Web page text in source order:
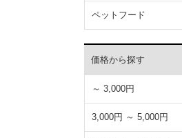
ペットフード
価格から探す
～ 3,000円
3,000円 ～ 5,000円